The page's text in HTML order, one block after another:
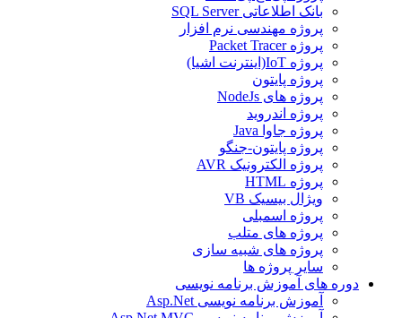
بانک اطلاعاتی SQL Server
پروژه مهندسی نرم افزار
پروژه Packet Tracer
پروژه IoT(اینترنت اشیا)
پروژه پایتون
پروژه های NodeJs
پروژه اندروید
پروژه جاوا Java
پروژه پایتون-جنگو
پروژه الکترونیک AVR
پروژه HTML
ویژال بیسیک VB
پروژه اسمبلی
پروژه های متلب
پروژه های شبیه سازی
سایر پروژه ها
دوره های آموزش برنامه نویسی
آموزش برنامه نویسی Asp.Net